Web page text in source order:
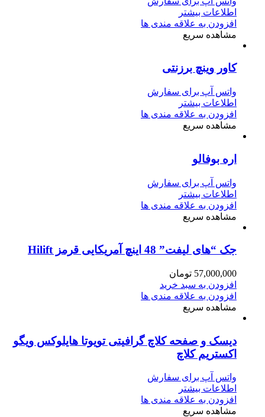
اطلاعات بیشتر
افزودن به علاقه مندی ها
مشاهده سریع
کاور وینچ برزنتی
واتس آپ برای سفارش
اطلاعات بیشتر
افزودن به علاقه مندی ها
مشاهده سریع
اره بوفالو
واتس آپ برای سفارش
اطلاعات بیشتر
افزودن به علاقه مندی ها
مشاهده سریع
جک “های لیفت” 48 اینچ آمریکایی قرمز Hilift
57,000,000 تومان
افزودن به سبد خرید
افزودن به علاقه مندی ها
مشاهده سریع
دیسک و صفحه کلاچ گرافیتی تویوتا هایلوکس ویگو
اکستریم کلاچ
واتس آپ برای سفارش
اطلاعات بیشتر
افزودن به علاقه مندی ها
مشاهده سریع